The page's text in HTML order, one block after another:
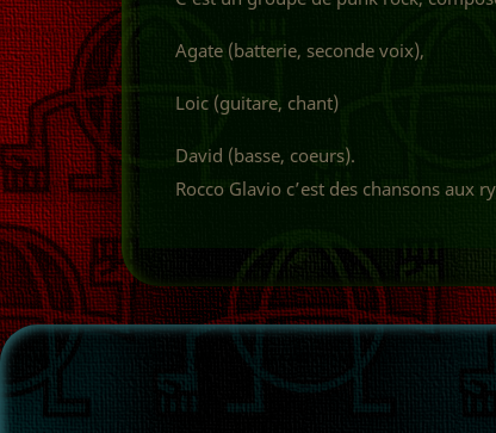
Agate (batterie, seconde voix),
Loic (guitare, chant)
David (basse, coeurs).
Rocco Glavio c’est des chansons